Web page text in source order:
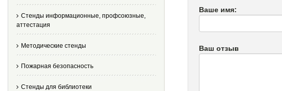
Стенды информационные, профсоюзные,
аттестация
Методические стенды
Пожарная безопасность
Стенды для библиотеки
Ваше имя:
Ваш отзыв